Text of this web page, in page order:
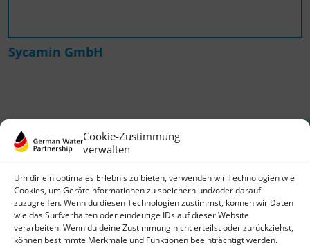
Cookie-Zustimmung
verwalten
Um dir ein optimales Erlebnis zu bieten, verwenden wir Technologien wie
Cookies, um Geräteinformationen zu speichern und/oder darauf
zuzugreifen. Wenn du diesen Technologien zustimmst, können wir Daten
wie das Surfverhalten oder eindeutige IDs auf dieser Website
verarbeiten. Wenn du deine Zustimmung nicht erteilst oder zurückziehst,
können bestimmte Merkmale und Funktionen beeinträchtigt werden.
Sycamin GmbH
German Water Partnership e.V.
Invalidenstraße 91
10115 Berlin, Germany
+49 30 3988722 0